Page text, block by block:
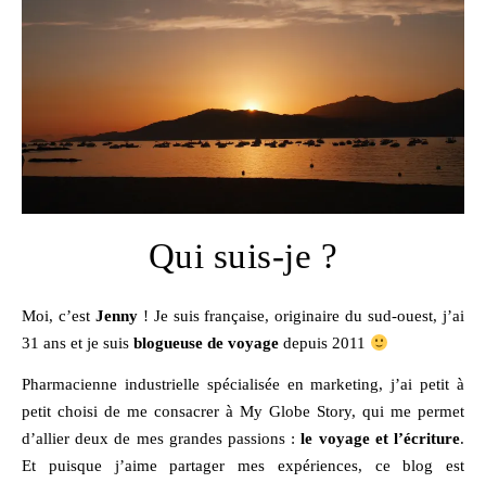
Qui suis-je ?
Moi, c’est Jenny! Je suis française, originaire du sud-ouest, j’ai
31 ans et je suis blogueuse de voyage depuis 2011
Pharmacienne industrielle spécialisée en marketing, j’ai petit à
petit choisi de me consacrer à My Globe Story, qui me permet
d’allier deux de mes grandes passions :le voyage et l’écriture.
Et puisque j’aime partager mes expériences, ce blog est